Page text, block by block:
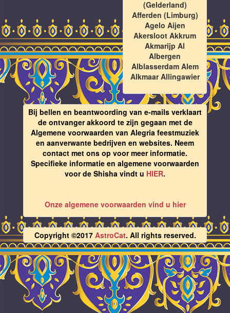
(Gelderland)
Afferden (Limburg)
Agelo Aijen
Akersloot Akkrum
Akmarijp Al
Albergen
Alblasserdam Alem
Alkmaar Allingawier
Bij bellen en beantwoording van e-mails verklaart
de ontvanger akkoord te zijn gegaan met de
Algemene voorwaarden van Alegria feestmuziek
en aanverwante bedrijven en websites. Neem
contact met ons op voor meer informatie.
Specifieke informatie en algemene voorwaarden
voor de Shisha vindt u HIER.
Onze algemene voorwaarden vind u hier
Copyright ©2017 AstroCat. All rights reserved.